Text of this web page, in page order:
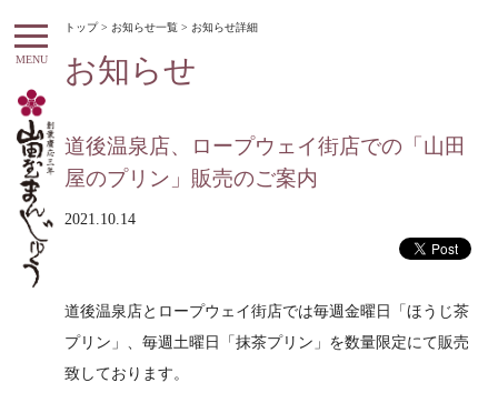
MENU
トップ> お知らせ一覧 > お知らせ詳細
お知らせ
道後温泉店、ロープウェイ街店での「山田
屋のプリン」販売のご案内
2021.10.14
道後温泉店とロープウェイ街店では毎週金曜日「ほうじ茶
プリン」、毎週土曜日「抹茶プリン」を数量限定にて販売
致しております。